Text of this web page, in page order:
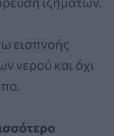
εισπνοής
νερού και όχι